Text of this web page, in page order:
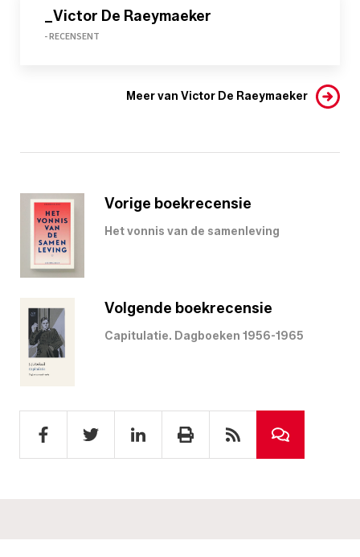
_Victor De Raeymaeker
- RECENSENT
Meer van Victor De Raeymaeker
Vorige boekrecensie
Het vonnis van de samenleving
Volgende boekrecensie
Capitulatie. Dagboeken 1956-1965